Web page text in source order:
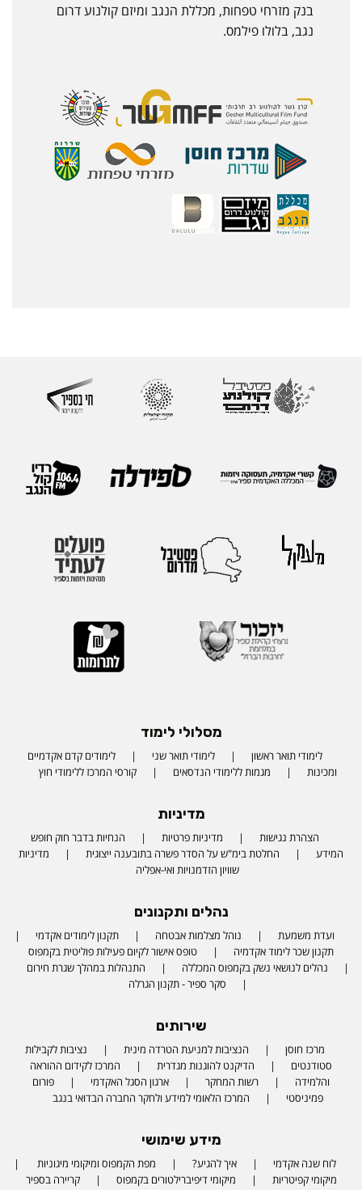
בנק מזרחי טפחות, מכללת הנגב ומיזם קולנוע דרום
נגב, בלולו פילמס.
מסלולי לימוד
לימודי תואר ראשון לימודי תואר שני
לימודים קדם אקדמיים
ומכינות
מגמות ללימודי הנדסאים קורסי המרכז ללימודי חוץ
מדיניות
הצהרת נגישות מדיניות פרטיות
הנחיות בדבר חוק חופש
המידע
החלטת בימ"ש על הסדר פשרה בתובענה ייצוגית
מדיניות
שוויון הזדמנויות ואי-אפליה
נהלים ותקנונים
ועדת משמעת נוהל מצלמות אבטחה
תקנון לימודים אקדמי
תקנון שכר לימוד אקדמיה
טופס אישור לקיום פעילות פוליטית בקמפוס
נהלים לנושאי נשק בקמפוס המכללה
התנהלות במהלך שגרת חירום
סקר ספיר - תקנון הגרלה
שירותים
מרכז חוסן הנציבות למניעת הטרדה מינית
נציבות לקבילות
סטודנטים
הדיקנט להוגנות מגדרית
המרכז לקידום ההוראה
והלמידה
רשות המחקר ארגון הסגל האקדמי
פורום
פמיניסטי
המרכז הלאומי למידע ולחקר החברה הבדואי בנגב
מידע שימושי
לוח שנה אקדמי איך להגיע?
מפת הקמפוס ומיקומי מיגוניות
מיקומי קפיטריות
מיקומי דיפיברילטורים בקמפוס
קריירה בספיר